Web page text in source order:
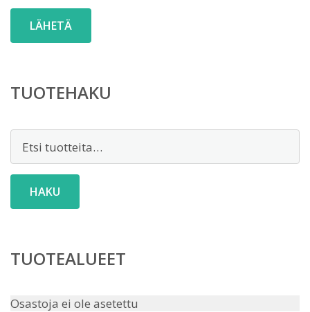
TUOTEHAKU
HAKU
TUOTEALUEET
Osastoja ei ole asetettu